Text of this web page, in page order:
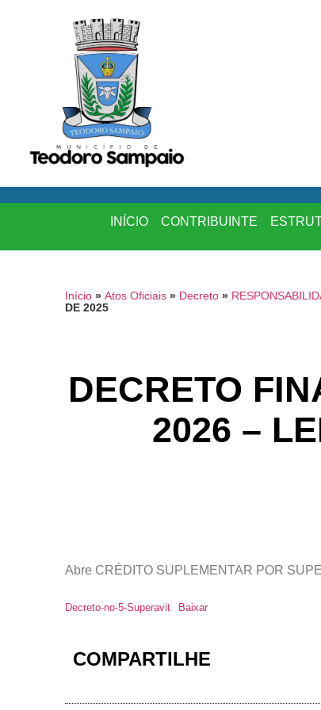
INÍCIO CONTRIBUINTE
Início » Atos Oficiais » Decreto »
DE 2025
DECRETO
2026 –
Abre CRÉDITO SUPLEMENTAR POR
Decreto-no-5-Superavit Baixar
COMPARTILHE